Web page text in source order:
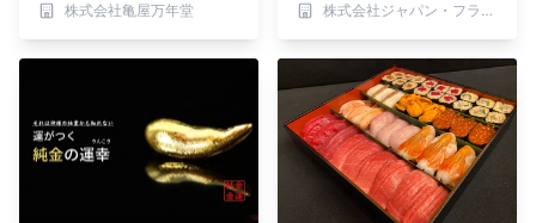
株式会社亀屋万年堂
株式会社ジャパン・フラワー・コーポレーション